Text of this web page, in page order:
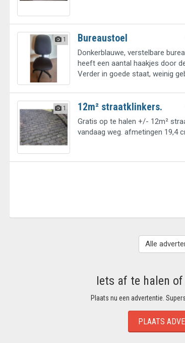
1 Bureaustoel
Donkerblauwe, verstelbare
heeft een aantal haakjes door
Verder in goede staat, weinig
1 12m² straatklinkers.
Gratis op te halen +/- 12m²
vandaag weg. afmetingen 19,4
Alle
Iets af te halen of
Plaats nu een advertentie.
PLAATS